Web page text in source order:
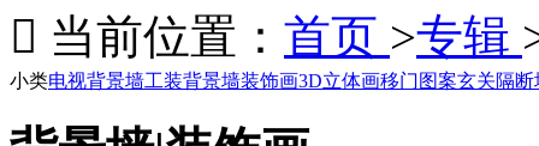
 当前位置： 首页 >专辑
小类电视背景墙工装背景墙装饰画3D立体画移门图案玄关隔断